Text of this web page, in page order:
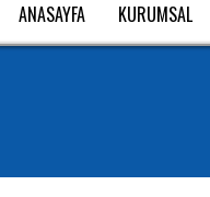
ANASAYFA KURUMSAL